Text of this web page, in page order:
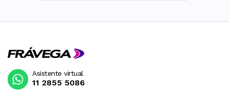
Asistente virtual
11 2855 5086